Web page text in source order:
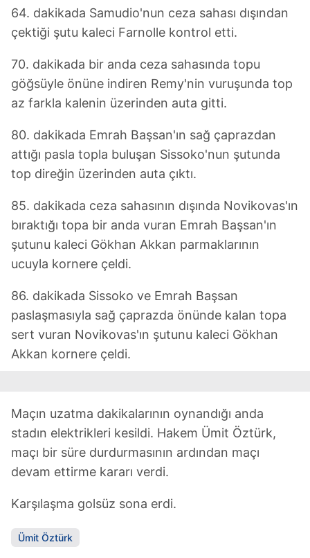
toplumu hizmetlerinin sunulması amacıyla
kullanılmaktadır. Diğer çerezler, sitemizin daha işlevsel
reklam/pazarlama faaliyetlerinin yapılması, amaçlarıyla
sınırlı olarak açık rızanız dahilinde kullanılacaktır.
vasıtasıyla belirleyebilirsiniz. Çerezlere ilişkin detaylı bilgi
için Ayarlar butonuna tıklayabilir,Çerez Bilgilendirme
Metnimizi
ziyaret edebilirsiniz.
6698 sayılı Kişisel Verilerin Korunması Kanunu uyarınca
hazırlanmış Aydınlatma Metnimizi okumak ve sitemizde
ilgili mevzuata uygun olarak kullanılan çerezlerle ilgili bilgi
almak için lütfentıklayınız.
64. dakikada Samudio'nun ceza sahası dışından
çektiği şutu kaleci Farnolle kontrol etti.
70. dakikada bir anda ceza sahasında topu
göğsüyle önüne indiren Remy'nin vuruşunda top
az farkla kalenin üzerinden auta gitti.
80. dakikada Emrah Başsan'ın sağ çaprazdan
attığı pasla topla buluşan Sissoko'nun şutunda
top direğin üzerinden auta çıktı.
85. dakikada ceza sahasının dışında Novikovas'ın
bıraktığı topa bir anda vuran Emrah Başsan'ın
şutunu kaleci Gökhan Akkan parmaklarının
ucuyla kornere çeldi.
86. dakikada Sissoko ve Emrah Başsan
paslaşmasıyla sağ çaprazda önünde kalan topa
sert vuran Novikovas'ın şutunu kaleci Gökhan
Akkan kornere çeldi.
Maçın uzatma dakikalarının oynandığı anda
stadın elektrikleri kesildi. Hakem Ümit Öztürk,
maçı bir süre durdurmasının ardından maçı
devam ettirme kararı verdi.
Karşılaşma golsüz sona erdi.
Ümit Öztürk